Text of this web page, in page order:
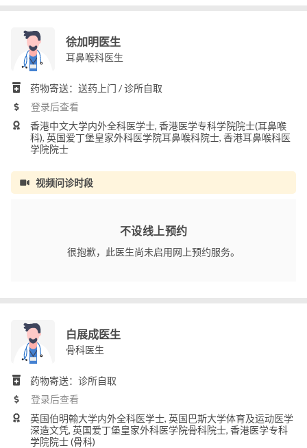
徐加明医生
耳鼻喉科医生
药物寄送：送药上门 / 诊所自取
登录后查看
香港中文大学内外全科医学士, 香港医学专科学院院士(耳鼻喉
科), 英国爱丁堡皇家外科医学院耳鼻喉科院士, 香港耳鼻喉科医
学院院士
视频问诊时段
不设线上预约
很抱歉，此医生尚未启用网上预约服务。
白展成医生
骨科医生
药物寄送：诊所自取
登录后查看
英国伯明翰大学内外全科医学士, 英国巴斯大学体育及运动医学
深造文凭, 英国爱丁堡皇家外科医学院骨科院士, 香港医学专科
学院院士 (骨科)